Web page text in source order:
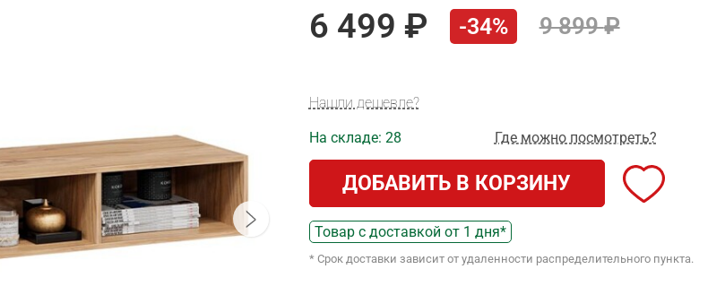
6 499 -34% 9 899
Нашли дешевле?
На складе: 28 Где можно посмотреть?
ДОБАВИТЬ В КОРЗИНУ
Товар с доставкой от 1 дня*
* Срок доставки зависит от удаленности распределительного пункта.